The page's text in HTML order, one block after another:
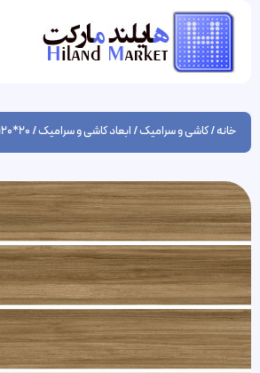
خانه/کاشی و سرامیک/ ابعاد کاشی و سرامیک/
20*120